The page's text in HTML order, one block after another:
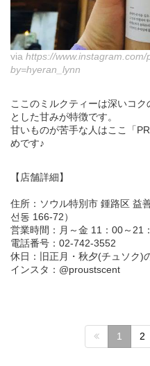
via https://
by=hyeran_lynn
ここのミルクティーは深いコ
とした甘みが特徴です。
甘いものが苦手な人はここ「
めです♪
【店舗詳細】
住所：ソウル特別市 鍾路区 益
선동 166-72）
営業時間：月～金 11：00～21
電話番号：02-742-3552
休日：旧正月・秋夕(チュソク)
インスタ：@proustscent
1 2